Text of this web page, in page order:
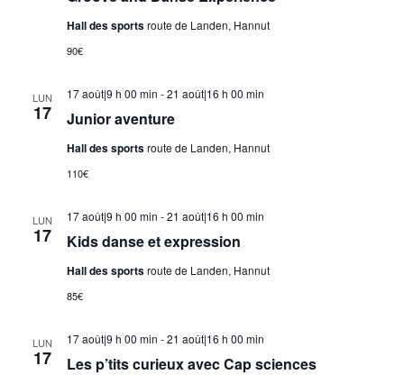
Hall des sportsroute de Landen, Hannut
90€
LUN
17 Junior aventure
17 août|9 h 00 min -21 août|16 h 00 min
Hall des sportsroute de Landen, Hannut
110€
LUN
17 Kids danse et expression
17 août|9 h 00 min -21 août|16 h 00 min
Hall des sportsroute de Landen, Hannut
85€
LUN
17 Les p’tits curieux avec Cap sciences
17 août|9 h 00 min -21 août|16 h 00 min